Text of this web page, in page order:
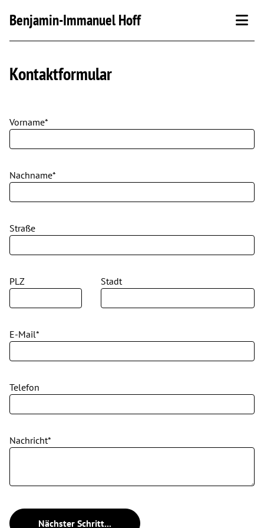
Benjamin-Immanuel Hoff
Kontakt
Kontaktformular
Vorname*
Nachname*
Straße
PLZ Stadt
E-Mail*
Telefon
Nachricht*